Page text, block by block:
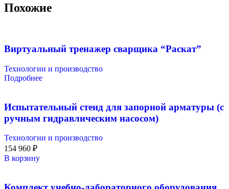
Похожие
Виртуальный тренажер сварщика “Раскат”
Технологии и производство
Подробнее
Испытательный стенд для запорной арматуры (с
ручным гидравлическим насосом)
Технологии и производство
154 960 ₽
В корзину